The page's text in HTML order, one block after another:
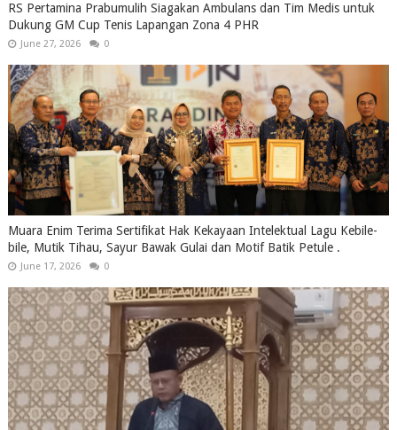
RS Pertamina Prabumulih Siagakan Ambulans dan Tim Medis untuk
Dukung GM Cup Tenis Lapangan Zona 4 PHR
June 27, 2026 0
Muara Enim Terima Sertifikat Hak Kekayaan Intelektual Lagu Kebile-
bile, Mutik Tihau, Sayur Bawak Gulai dan Motif Batik Petule .
June 17, 2026 0